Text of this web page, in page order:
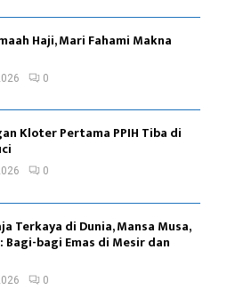
Haji, Mari Fahami Makna
0
Kloter Pertama PPIH Tiba di
0
Terkaya di Dunia, Mansa Musa,
Bagi-bagi Emas di Mesir dan
0